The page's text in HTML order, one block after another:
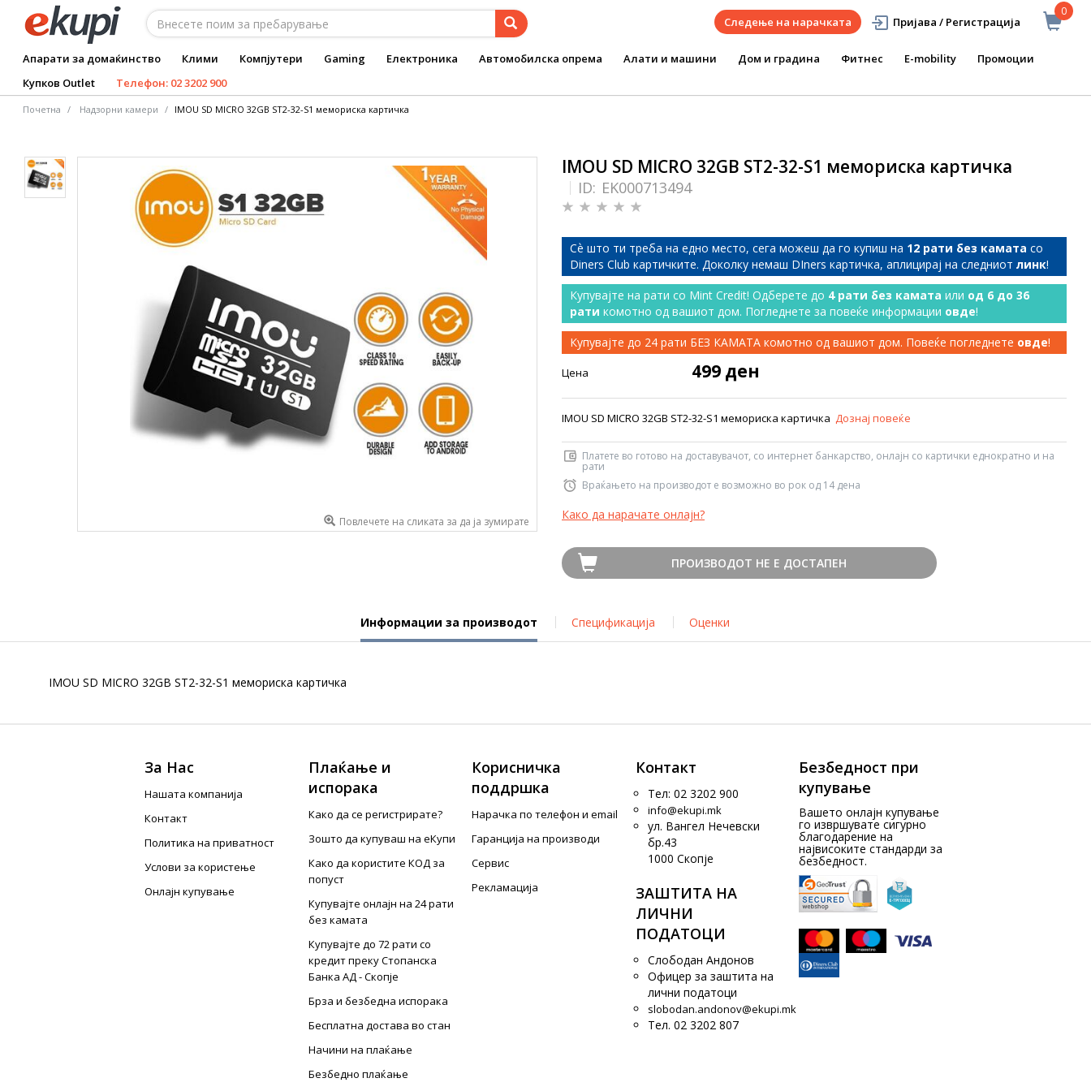
0
Следење на нарачката Пријава / Регистрација
Апарати за домаќинство Клими Компјутери Gaming Електроника Автомобилска опрема Алати и машини Дом и градина Фитнес E-mobility
Промоции
Купков Outlet
Телефон: 02 3202 900
Почетна Надзорни камери IMOU SD MICRO 32GB ST2-32-S1 мемориска картичка
Повлечете на сликата за да ја зумирате
IMOU SD MICRO 32GB ST2-32-S1 мемориска картичка
ID: EK000713494
Сѐ што ти треба на едно место, сега можеш да го купиш на 12 рати без камата со
Diners Club картичките. Доколку немаш DIners картичка, аплицирај на следниот линк!
Купувајте на рати со Mint Credit! Одберете до 4 рати без камата или од 6 до 36
рати комотно од вашиот дом. Погледнете за повеќе информации овде!
Купувајте до 24 рати БЕЗ КАМАТА комотно од вашиот дом. Повеќе погледнете овде!
Цена 499 ден
IMOU SD MICRO 32GB ST2-32-S1 мемориска картичка Дознај повеќе
Платете во готово на доставувачот, со интернет банкарство, онлајн со картички еднократно и на
рати
Враќањето на производот е возможно во рок од 14 дена
Како да нарачате онлајн?
ПРОИЗВОДОТ НЕ Е ДОСТАПЕН
Информации за производот Спецификација Оценки
IMOU SD MICRO 32GB ST2-32-S1 мемориска картичка
За Нас
Нашата компанија
Контакт
Политика на приватност
Услови за користење
Онлајн купување
Плаќање и
испорака
Како да се регистрирате?
Зошто да купуваш на еКупи
Како да користите КОД за
попуст
Купувајте онлајн на 24 рати
без камата
Купувајте до 72 рати со
кредит преку Стопанска
Банка АД - Скопје
Брза и безбедна испорака
Бесплатна достава во стан
Начини на плаќање
Безбедно плаќање
Корисничка
поддршка
Нарачка по телефон и еmail
Гаранција на производи
Сервис
Рекламација
Контакт
Тел: 02 3202 900
info@ekupi.mk
ул. Вангел Нечевски
бр.43
1000 Скопје
ЗАШТИТА НА
ЛИЧНИ
ПОДАТОЦИ
Слободан Андонов
Офицер за заштита на
лични податоци
slobodan.andonov@ekupi.mk
Тел. 02 3202 807
Безбедност при
купување
Вашето онлајн купување
го извршувате сигурно
благодарение на
највисоките стандарди за
безбедност.